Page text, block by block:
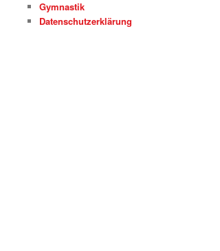
Gymnastik
Datenschutzerklärung